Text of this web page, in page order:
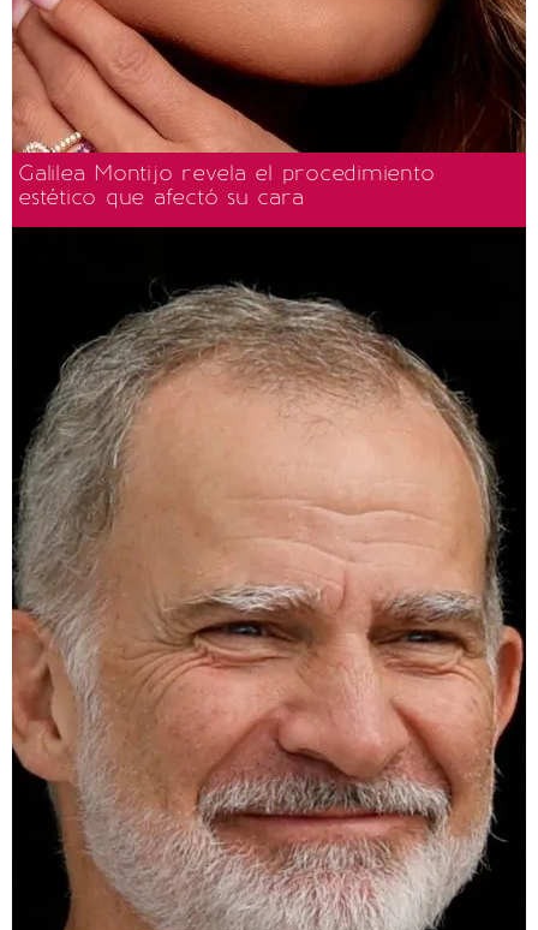
Galilea Montijo revela el procedimiento
estético que afectó su cara